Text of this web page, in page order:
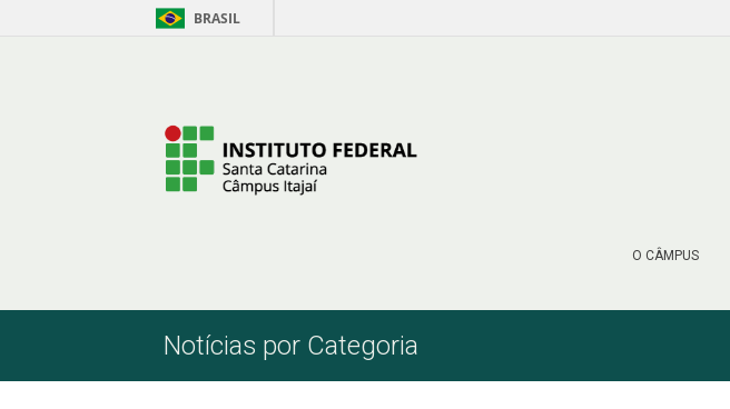
Pular para o Conteúdo BRASIL
O CÂMPUS
Notícias por Categoria